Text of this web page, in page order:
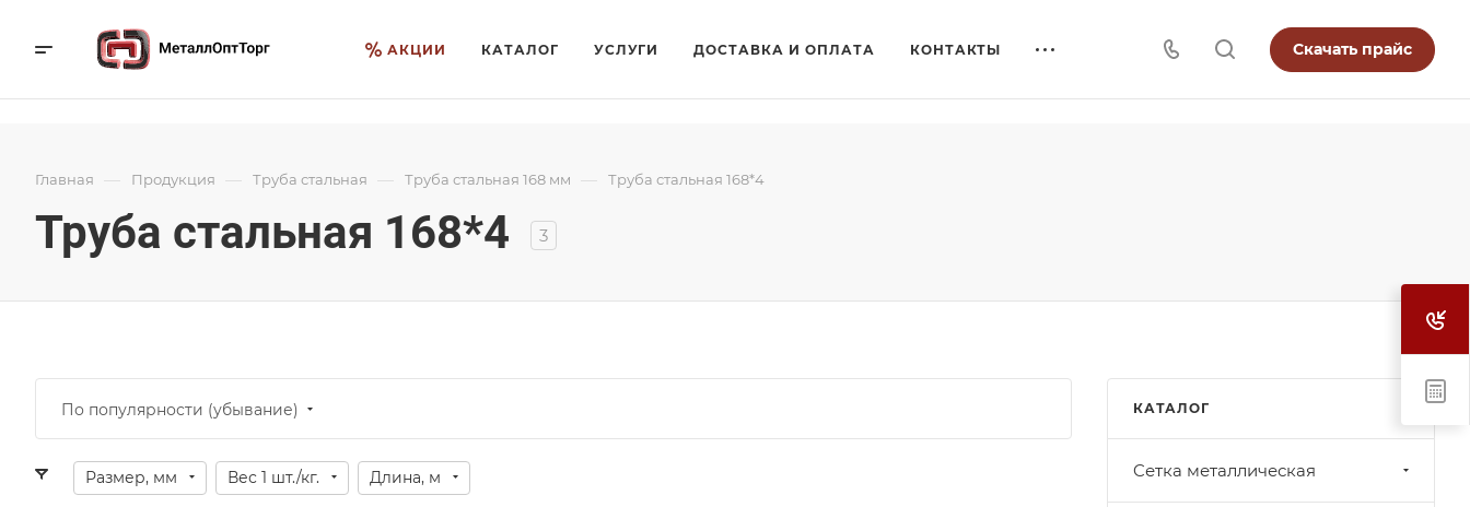
АКЦИИ КАТАЛОГ УСЛУГИ ДОСТАВКА И ОПЛАТА КОНТАКТЫ Скачать прайс
Главная — Продукция — Труба стальная — Труба стальная 168 мм — Труба стальная 168*4
Труба стальная 168*4 3
По популярности (убывание)
Размер, мм Вес 1 шт./кг. Длина, м
КАТАЛОГ
Cетка металлическая